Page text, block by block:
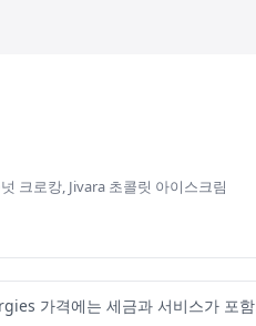
크로캉, Jivara 초콜릿 아이스크림
가격에는 세금과 서비스가 포함